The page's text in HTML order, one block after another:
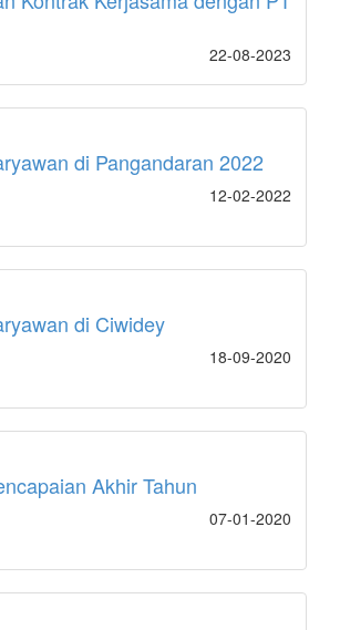
22-08-2023
di Pangandaran 2022
12-02-2022
di Ciwidey
18-09-2020
Akhir Tahun
07-01-2020